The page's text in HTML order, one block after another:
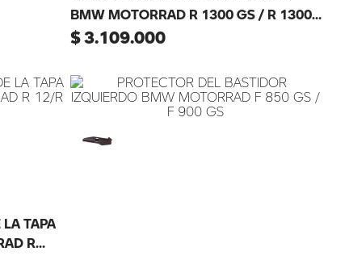
BMW MOTORRAD R 1300 GS / R 1300
RT / R 1300 R / R 1300 RS
$3.109.000
TAPA
R